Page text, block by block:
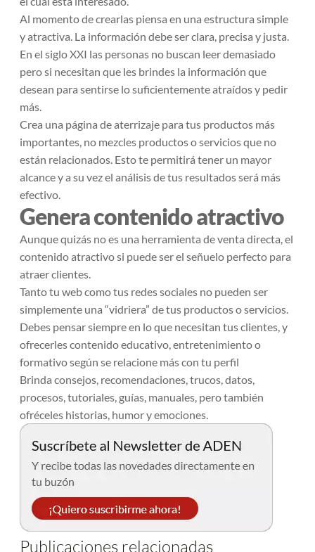
Al momento de crearlas piensa en una estructura simple
y atractiva. La información debe ser clara, precisa y justa.
En el siglo XXI las personas no buscan leer demasiado
pero si necesitan que les brindes la información que
desean para sentirse lo suficientemente atraídos y pedir
más.
Crea una página de aterrizaje para tus productos más
importantes, no mezcles productos o servicios que no
están relacionados. Esto te permitirá tener un mayor
alcance y a su vez el análisis de tus resultados será más
efectivo.
Genera contenido atractivo
Aunque quizás no es una herramienta de venta directa, el
contenido atractivo si puede ser el señuelo perfecto para
atraer clientes.
Tanto tu web como tus redes sociales no pueden ser
simplemente una “vidriera” de tus productos o servicios.
Debes pensar siempre en lo que necesitan tus clientes, y
ofrecerles contenido educativo, entretenimiento o
formativo según se relacione más con tu perfil
Brinda consejos, recomendaciones, trucos, datos,
procesos, tutoriales, guías, manuales, pero también
ofréceles historias, humor y emociones.
Publicaciones relacionadas